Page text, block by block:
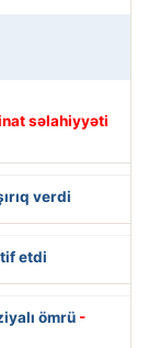
səlahiyyəti
verdi
etdi
ömrü -